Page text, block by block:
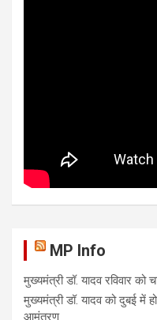
MP Info
मुख्यमंत्री डॉ. यादव रविवार
मुख्यमंत्री डॉ. यादव को दुबई में
आमंत्रण